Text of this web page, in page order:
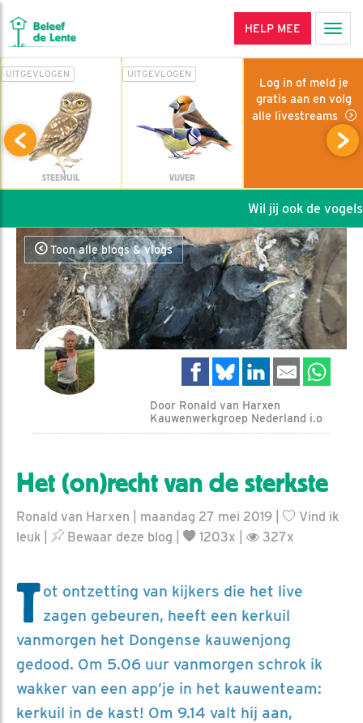
HELP MEE
UITGEVLOGEN
STEENUIL
UITGEVLOGEN
VIJVER
Log in of meld je
gratis aan en volg
alle livestreams
Wil jij ook de vogels
Toon alle blogs & vlogs
Door Ronald van Harxen
Kauwenwerkgroep Nederland i.o
Het (on)recht van de sterkste
Ronald van Harxen | maandag 27 mei 2019 |
Vind ik
leuk
Bewaar deze blog 1203x | 327x
Tot ontzetting van kijkers die het live
zagen gebeuren, heeft een kerkuil
vanmorgen het Dongense kauwenjong
gedood. Om 5.06 uur vanmorgen schrok ik
wakker van een app’je in het kauwenteam:
kerkuil in de kast! Om 9.14 valt hij aan,